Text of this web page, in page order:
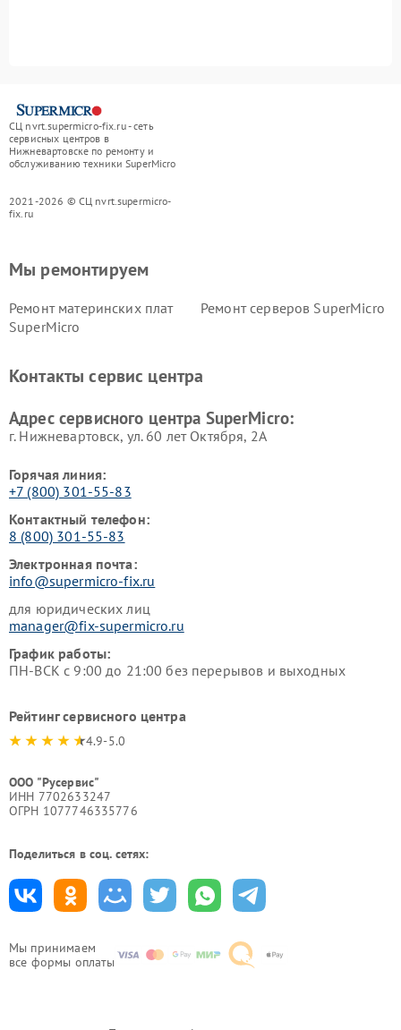
СЦ nvrt.supermicro-fix.ru - сеть
сервисных центров в
Нижневартовске по ремонту и
обслуживанию техники SuperMicro
2021-2026 © СЦ nvrt.supermicro-
fix.ru
Мы принимаем
все формы оплаты
Мы ремонтируем
Ремонт материнских плат
SuperMicro
Ремонт серверов SuperMicro
Контакты сервис центра
Адрес сервисного центра SuperMicro:
г. Нижневартовск, ул. 60 лет Октября, 2А
Горячая линия:
+7 (800) 301-55-83
Контактный телефон:
8 (800) 301-55-83
Электронная почта:
info@supermicro-fix.ru
для юридических лиц
manager@fix-supermicro.ru
График работы:
ПН-ВСК с 9:00 до 21:00 без перерывов и выходных
Рейтинг сервисного центра
4.9-5.0
ООО "Русервис"
ИНН 7702633247
ОГРН 1077746335776
Поделиться в соц. сетях: